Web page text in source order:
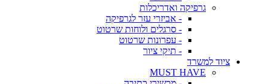
גרפיקה ואדריכלות
- אביזרי עזר לגרפיקה
- סרגלים ולוחות שרטוט
- עפרונות שרטוט
- תיקי ציור
ציוד למשרד
MUST HAVE